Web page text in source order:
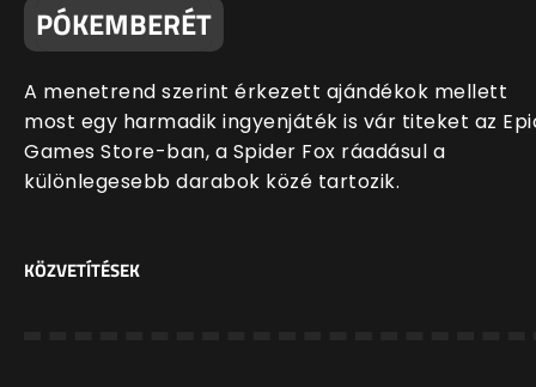
PÓKEMBERÉT
A menetrend szerint érkezett ajándékok mellett
most egy harmadik ingyenjáték is vár titeket az
Games Store-ban, a Spider Fox ráadásul a
különlegesebb darabok közé tartozik.
KÖZVETÍTÉSEK